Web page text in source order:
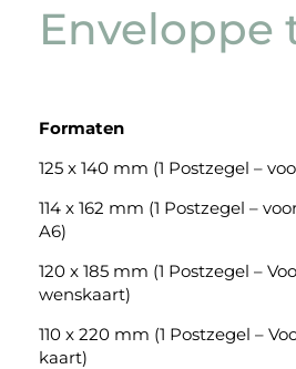
Enveloppe
Formaten
125 x 140 mm (1 Postzegel –
114 x 162 mm (1 Postzegel –
A6)
120 x 185 mm (1 Postzegel –
wenskaart)
110 x 220 mm (1 Postzegel –
kaart)